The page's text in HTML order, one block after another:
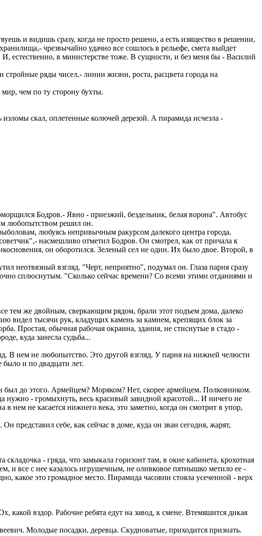
и видишь сразу, когда не просто решено, а есть изящество в решении,
чрезвычайно удачно все сошлось в рельефе, смета выйдет
естественно, в министерстве тоже. В сущности, и без меня бы - Василий
стройные ряды чисел,- линии жизни, роста, расцвета города на
чем по ту сторону бухты.
скал, оплетенные колючей дерезой. А пирамида исчезла -
Бодров.- Явно - приезжий, бездельник, белая ворона". Автобус
любопытством решил он.
любуясь непривычным ракурсом далекого центра города.
насмешливо отметил Бодров. Он смотрел, как от причала к
он оборотился. Зеленый сел не один. Их было двое. Второй, в
неотвязный взгляд. "Черт, неприятно", подумал он. Глаза парня сразу
сплюснутым. "Сколько сейчас времени? Со всеми этими отданиями и
тем же двойным, сверкающим рядом, брали этот подъем дома, далеко
видел тысячи рук, кладущих камень за камнем, крепящих блок за
Простая, обычная рабочая окраина, здания, не стиснутые в стадо -
куда занесла судьба...
В нем не любопытство. Это другой взгляд. У парня на нижней челюсти
и по двадцати лет.
был до этого. Армейцем? Моряком? Нет, скорее армейцем. Полковником.
нужно - громыхнуть, весь красивый завидной красотой... И ничего не
нем не касается нижнего века, это заметно, когда он смотрит в упор,
представил себе, как сейчас в доме, куда он зван сегодня, жарят,
- гряда, что замыкала горизонт там, в окне кабинета, крохотная
и все с нее казалось игрушечным, не оливковое пятнышко метило ее -
какое это громадное место. Пирамида часовни стояла усеченной - верх
вздор. Рабочие ребята едут на завод, к смене. Втемяшится дикая
Молодые посадки, деревца. Скудноватые, приходится признать.